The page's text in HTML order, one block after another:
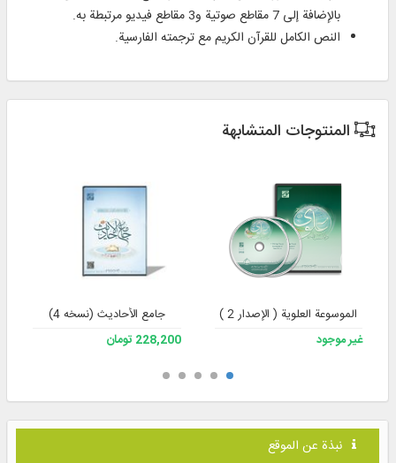
بالإضافة إلى 7 مقاطع صوتية و3 مقاطع فيديو مرتبطة به.
النص الكامل للقرآن الكريم مع ترجمته الفارسية.
المنتوجات المتشابهة
الموسوعة العلوية ( الإصدار 2 )
غير موجود
جامع الأحادیث (نسخه 4)
228,200 تومان
نبذة عن الموقع